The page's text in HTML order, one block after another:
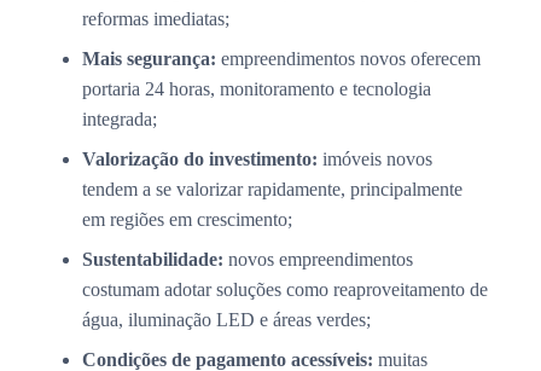
reformas imediatas;
Mais segurança: empreendimentos novos oferecem
portaria 24 horas, monitoramento e tecnologia
integrada;
Valorização do investimento: imóveis novos
tendem a se valorizar rapidamente, principalmente
em regiões em crescimento;
Sustentabilidade: novos empreendimentos
costumam adotar soluções como reaproveitamento de
água, iluminação LED e áreas verdes;
Condições de pagamento acessíveis: muitas